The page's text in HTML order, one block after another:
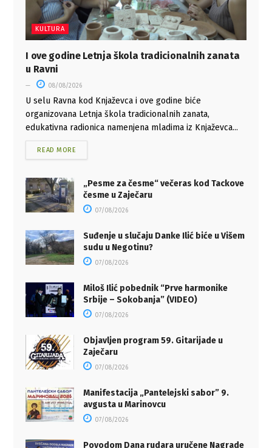
KULTURA
I ove godine Letnja škola tradicionalnih zanata
u Ravni
08/08/2026
U selu Ravna kod Knjaževca i ove godine biće
organizovana Letnja škola tradicionalnih zanata,
edukativna radionica namenjena mladima iz Knjaževca...
READ MORE
„Pesme za česme“ večeras kod Tackove
česme u Zaječaru
07/08/2026
Suđenje u slučaju Danke Ilić biće u Višem
sudu u Negotinu?
07/08/2026
Miloš Ilić pobednik “Prve harmonike
Srbije – Sokobanja” (VIDEO)
07/08/2026
Objavljen program 59. Gitarijade u
Zaječaru
07/08/2026
Manifestacija „Pantelejski sabor” 9.
avgusta u Marinovcu
07/08/2026
Povodom Dana rudara uručene Nagrade